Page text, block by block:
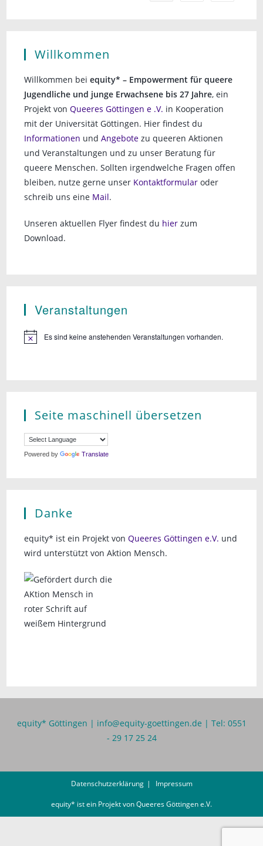
Willkommen
Willkommen beiequity* – Empowerment für queere
Jugendliche und junge Erwachsene bis 27 Jahre, ein
Projekt vonQueeres Göttingen e .V. in Kooperation
mit der Universität Göttingen. Hier findest du
Informationen undAngebote zu queeren Aktionen
und Veranstaltungen und zu unser Beratung für
queere Menschen. Sollten irgendwelche Fragen offen
bleiben, nutze gerne unser Kontaktformular oder
schreib uns eine Mail.
Unseren aktuellen Flyer findest du hier zum
Download.
Veranstaltungen
Es sind keine anstehenden Veranstaltungen vorhanden.
Seite maschinell übersetzen
Powered by Translate
Danke
equity* ist ein Projekt vonQueeres Göttingen e.V. und
wird unterstützt von Aktion Mensch.
equity* Göttingen | info@equity-goettingen.de | Tel: 0551
- 29 17 25 24
Datenschutzerklärung Impressum
equity* ist ein Projekt vonQueeres Göttingen e.V.